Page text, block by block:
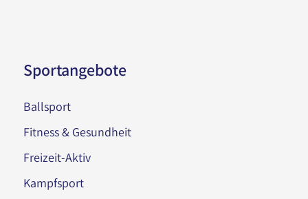
Sportangebote
Ballsport
Fitness & Gesundheit
Freizeit-Aktiv
Kampfsport